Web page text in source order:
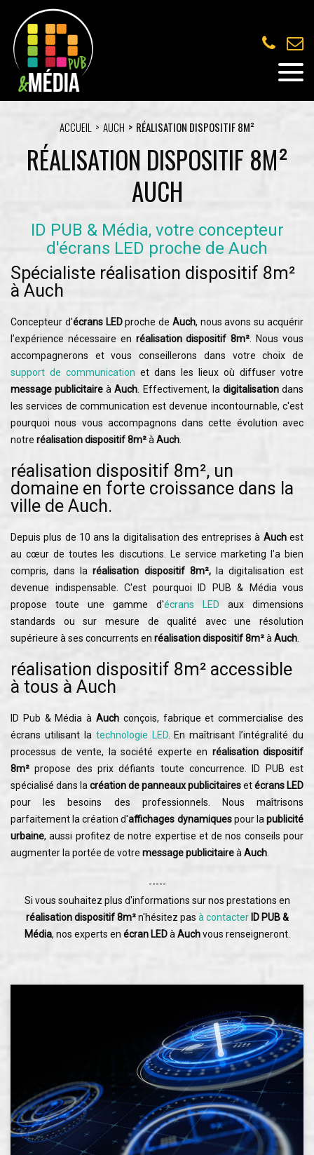
ACCUEIL AUCH RÉALISATION DISPOSITIF 8M²
RÉALISATION DISPOSITIF 8M²
AUCH
ID PUB & Média, votre concepteur
d'écrans LED proche de Auch
Spécialiste réalisation dispositif 8m²
à Auch
Concepteur d'écrans LEDproche de Auch, nous avons su acquérir
l’expérience nécessaire en réalisation dispositif 8m² . Nous vous
accompagnerons et vous conseillerons dans votre choix de
support de communication et dans les lieux où diffuser votre
message publicitaire àAuch . Effectivement, la digitalisationdans
les services de communication est devenue incontournable, c'est
pourquoi nous vous accompagnons dans cette évolution avec
notre réalisation dispositif 8m²à Auch
réalisation dispositif 8m², un
domaine en forte croissance dans la
ville de Auch.
Depuis plus de 10 ans la digitalisation des entreprises à Auchest
au cœur de toutes les discutions. Le service marketing l'a bien
compris, dans laréalisation dispositif 8m²,la digitalisation est
devenue indispensable. C'est pourquoi ID PUB & Média vous
propose toute une gamme d'écrans LED aux dimensions
standards ou sur mesure de qualité avec une résolution
supérieure à ses concurrents en réalisation dispositif 8m²à Auch
réalisation dispositif 8m² accessible
à tous à Auch
ID Pub & Média à Auch conçois, fabrique et commercialise des
écrans utilisant la technologie LED. En maîtrisant l’intégralité du
processus de vente, la société experte en réalisation dispositif
8m² propose des prix défiants toute concurrence. ID PUB est
spécialisé dans la création de panneaux publicitairesetécrans LED
pour les besoins des professionnels. Nous maîtrisons
parfaitement la création d'affichages dynamiquespour lapublicité
urbaine, aussi profitez de notre expertise et de nos conseils pour
augmenter la portée de votre message publicitaireà Auch
-----
Si vous souhaitez plus d'informations sur nos prestations en
réalisation dispositif 8m²n'hésitez pas à contacter ID PUB &
Média, nos experts en écran LEDà Auchvous renseigneront.